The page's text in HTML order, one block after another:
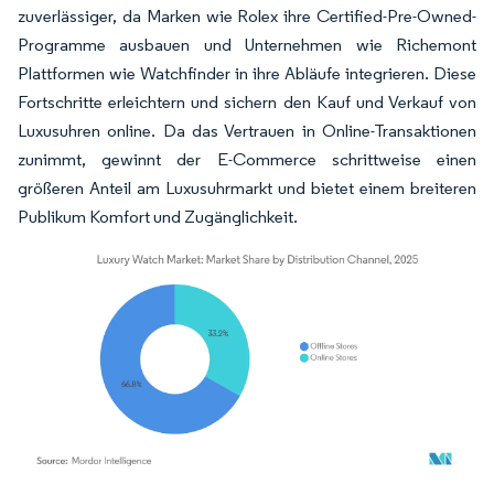
zuverlässiger, da Marken wie Rolex ihre Certified-Pre-Owned-
Programme ausbauen und Unternehmen wie Richemont
Plattformen wie Watchfinder in ihre Abläufe integrieren. Diese
Fortschritte erleichtern und sichern den Kauf und Verkauf von
Luxusuhren online. Da das Vertrauen in Online-Transaktionen
zunimmt, gewinnt der E-Commerce schrittweise einen
größeren Anteil am Luxusuhrmarkt und bietet einem breiteren
Publikum Komfort und Zugänglichkeit.